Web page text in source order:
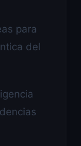
para
del